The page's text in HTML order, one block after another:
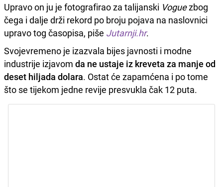
Upravo on ju je fotografirao za talijanski Voguezbog
čega i dalje drži rekord po broju pojava na naslovnici
upravo tog časopisa, piše Jutarnji.hr.
Svojevremeno je izazvala bijes javnosti i modne
industrije izjavom da ne ustaje iz kreveta za manje od
deset hiljada dolara. Ostat će zapamćena i po tome
što se tijekom jedne revije presvukla čak 12 puta.